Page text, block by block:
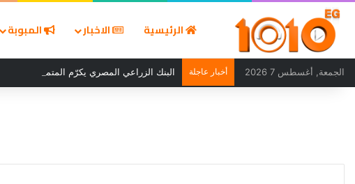
الرئيسية الاخبار المبوبة
الجمعة, أغسطس 7 2026 أخبار عاجلة البنك الزراعي المصري يكرّم المتميزين في